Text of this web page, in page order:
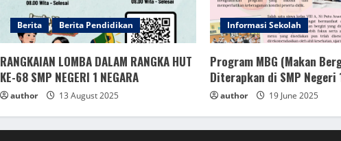
Berita Berita Pendidikan
RANGKAIAN LOMBA DALAM RANGKA HUT
KE-68 SMP NEGERI 1 NEGARA
author 13 August 2025
Informasi Sekolah
Program MBG (Makan
Diterapkan di SMP Negeri
author 19 June 2025